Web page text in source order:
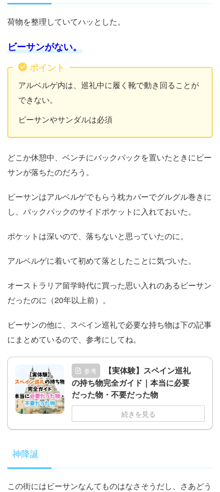
荷物を整理していてハッとした。
ビーサンがない。
ポイント
アルベルゲ内は、巡礼中に履く靴で動き回ることが
できない。
ビーサンやサンダルは必須
どこか休憩中、ベンチにバックパックを置いたときにビー
サンが落ちたのだろう。
ビーサンはアルベルゲでもらう枕カバーでグルグル巻きに
し、バックパックのサイドポケットに入れておいた。
ポケットは深いので、落ちないと思っていたのに。
アルベルゲに着いて初めて落としたことに気づいた。
オーストラリア留学時代に買った思い入れのあるビーサン
だったのに（20年以上前）。
ビーサンの他に、スペイン巡礼で必要な持ち物は下の記事
にまとめているので、参考にしてね。
参考
【実体験】スペイン巡礼
の持ち物完全ガイド｜本当に必要
だった物・不要だった物
続きを見る
神降誕
この街にはビーサンなんてものはなさそうだし、さあどう